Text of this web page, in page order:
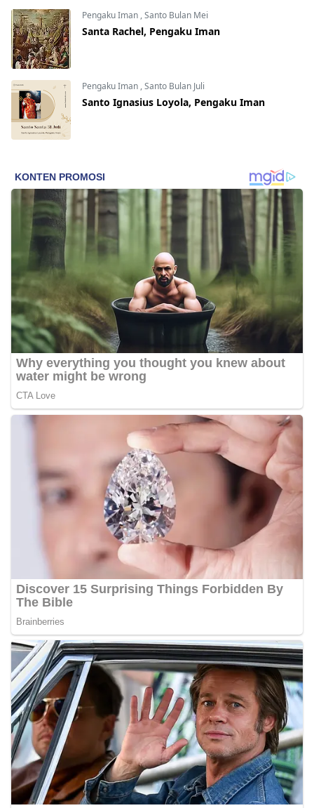
Pengaku Iman ,Santo Bulan Mei
Santa Rachel, Pengaku Iman
Pengaku Iman ,Santo Bulan Juli
Santo Ignasius Loyola, Pengaku Iman